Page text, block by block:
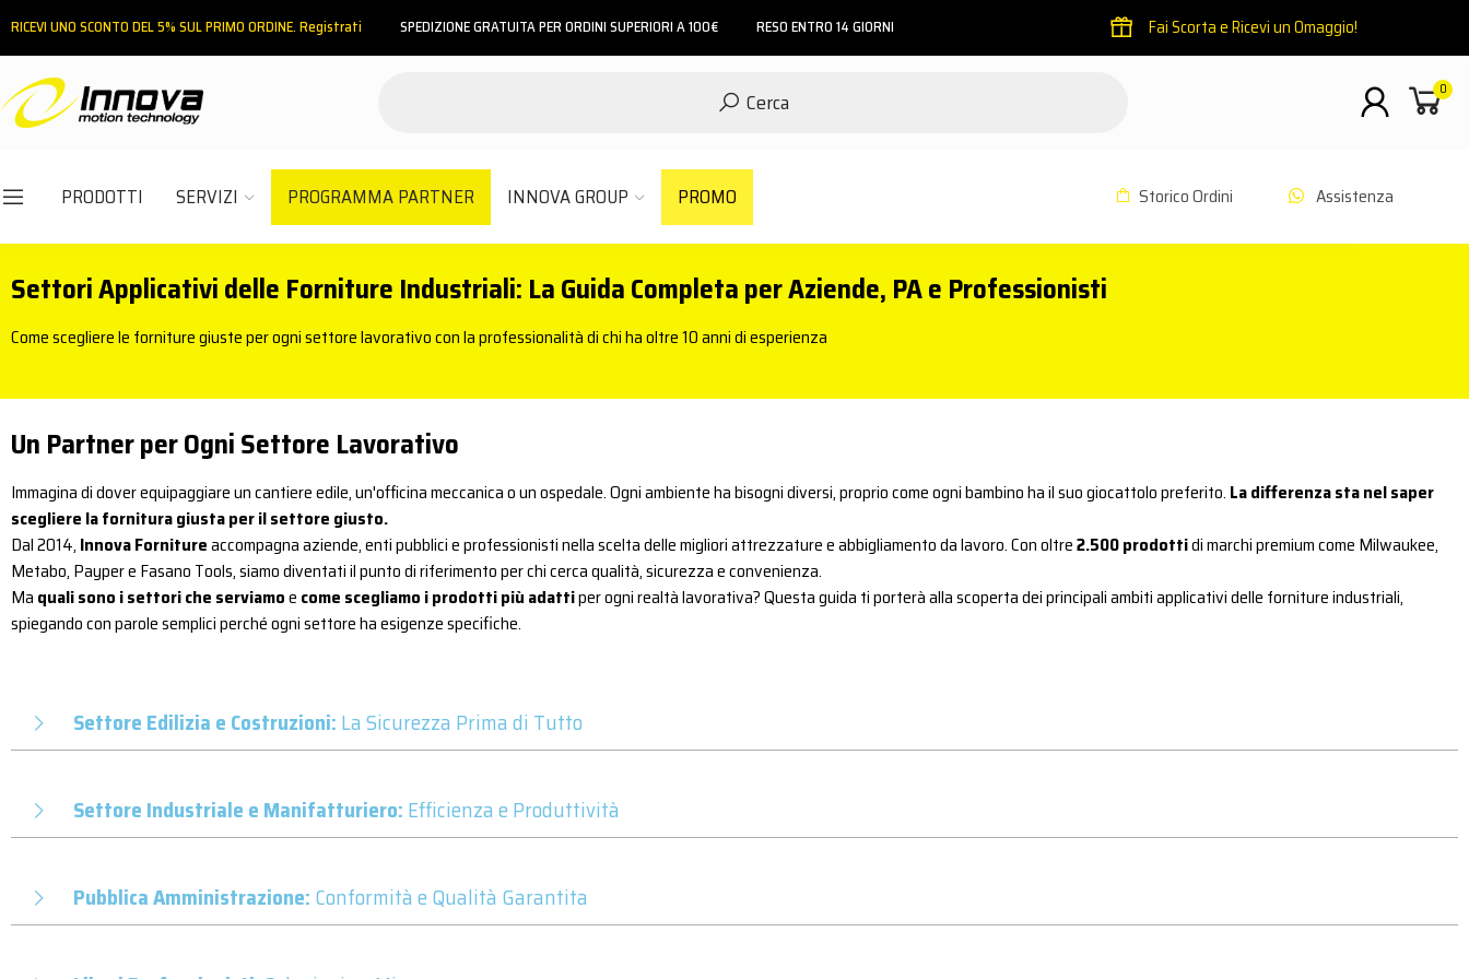
RICEVI UNO SCONTO DEL 5% SUL PRIMO ORDINE. Registrati SPEDIZIONE GRATUITA PER ORDINI SUPERIORI A 100€ RESO ENTRO 14 GIORNI Fai Scorta e Ricevi un Omaggio!
Cerca 0
PRODOTTI SERVIZI PROGRAMMA PARTNER INNOVA GROUP PROMO Storico Ordini Assistenza
Settori Applicativi delle Forniture Industriali: La Guida Completa per Aziende, PA e Professionisti
Come scegliere le forniture giuste per ogni settore lavorativo con la professionalità di chi ha oltre 10 anni di esperienza
Un Partner per Ogni Settore Lavorativo
Immagina di dover equipaggiare un cantiere edile, un'officina meccanica o un ospedale. Ogni ambiente ha bisogni diversi, proprio come ogni bambino ha il suo giocattolo preferito. La differenza sta nel saper
scegliere la fornitura giusta per il settore giusto.
Dal 2014, Innova Fornitureaccompagna aziende, enti pubblici e professionisti nella scelta delle migliori attrezzature e abbigliamento da lavoro. Con oltre2.500 prodottidi marchi premium come Milwaukee,
Metabo, Payper e Fasano Tools, siamo diventati il punto di riferimento per chi cerca qualità, sicurezza e convenienza.
Ma quali sono i settori che serviamoe come scegliamo i prodotti più adattiper ogni realtà lavorativa? Questa guida ti porterà alla scoperta dei principali ambiti applicativi delle forniture industriali,
spiegando con parole semplici perché ogni settore ha esigenze specifiche.
Settore Edilizia e Costruzioni: La Sicurezza Prima di Tutto
Settore Industriale e Manifatturiero: Efficienza e Produttività
Pubblica Amministrazione: Conformità e Qualità Garantita
Hai dimenticato la password?
NESSUN ACCOUNT CREA UN NUOVO ACCOUNT
Contattaci